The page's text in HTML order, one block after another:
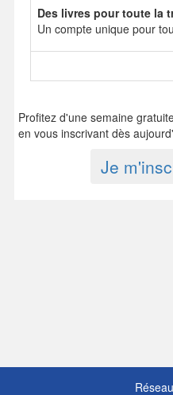
Des livres pour toute la
Un compte unique pour
Profitez d'une semaine
en vous inscrivant dès
Je